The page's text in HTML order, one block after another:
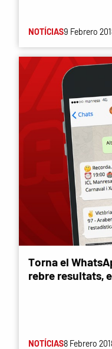
NOTÍCIAS9 Febrero
Torna el
rebre resultats,
NOTÍCIAS8 Febrero